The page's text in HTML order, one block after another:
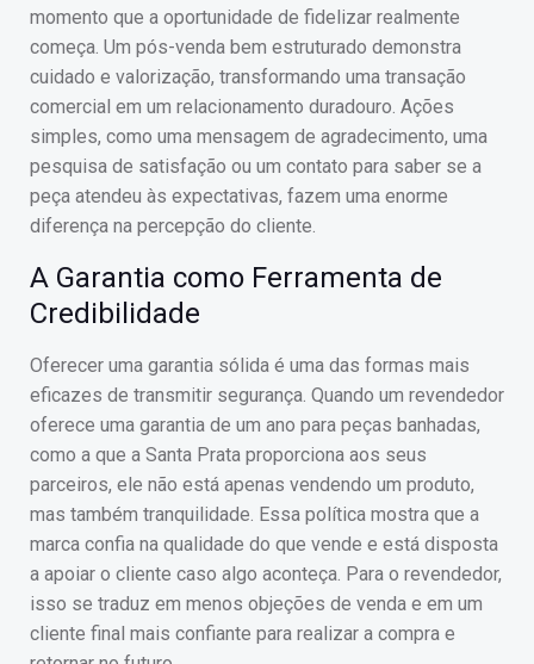
momento que a oportunidade de fidelizar realmente
começa. Um pós-venda bem estruturado demonstra
cuidado e valorização, transformando uma transação
comercial em um relacionamento duradouro. Ações
simples, como uma mensagem de agradecimento, uma
pesquisa de satisfação ou um contato para saber se a
peça atendeu às expectativas, fazem uma enorme
diferença na percepção do cliente.
A Garantia como Ferramenta de
Credibilidade
Oferecer uma garantia sólida é uma das formas mais
eficazes de transmitir segurança. Quando um revendedor
oferece uma garantia de um ano para peças banhadas,
como a que a Santa Prata proporciona aos seus
parceiros, ele não está apenas vendendo um produto,
mas também tranquilidade. Essa política mostra que a
marca confia na qualidade do que vende e está disposta
a apoiar o cliente caso algo aconteça. Para o revendedor,
isso se traduz em menos objeções de venda e em um
cliente final mais confiante para realizar a compra e